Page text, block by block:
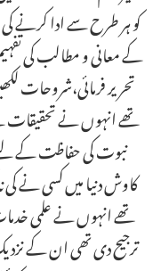
کو ہر طرح سے ادا کرنے
کے معانی و مطالب کی
تحریر
تھے انہوں نے
نبوت کی حفاظت کے
کاوش دنیا میں کسی نے
تھے انہوں نے علمی
ترجیح دی تھی ان کے